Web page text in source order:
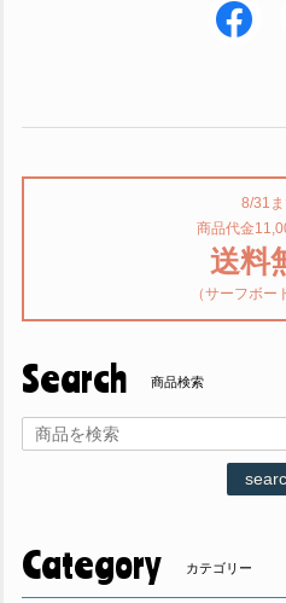
8/31
商品代金
送料
（サーフボー
Search 商品検索
Category カテゴリー